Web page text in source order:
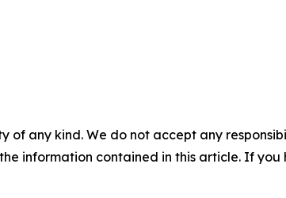
of any kind. We do not accept any
information contained in this article. If